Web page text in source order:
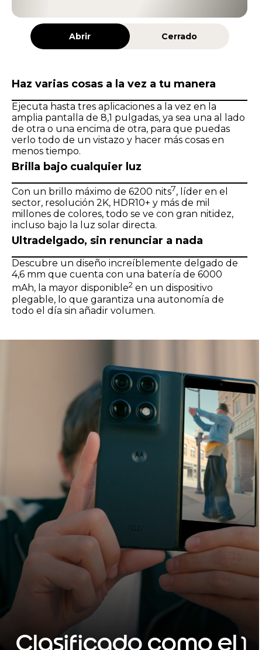
Abrir Cerrado
Haz varias cosas a la vez a tu manera
Ejecuta hasta tres aplicaciones a la vez en la
amplia pantalla de 8,1 pulgadas, ya sea una al lado
de otra o una encima de otra, para que puedas
verlo todo de un vistazo y hacer más cosas en
menos tiempo.
Brilla bajo cualquier luz
Con un brillo máximo de 6200 nits7, líder en el
sector, resolución 2K, HDR10+ y más de mil
millones de colores, todo se ve con gran nitidez,
incluso bajo la luz solar directa.
Ultradelgado, sin renunciar a nada
Descubre un diseño increíblemente delgado de
4,6 mm que cuenta con una batería de 6000
mAh, la mayor disponible2 en un dispositivo
plegable, lo que garantiza una autonomía de
todo el día sin añadir volumen.
Clasificado como el 1